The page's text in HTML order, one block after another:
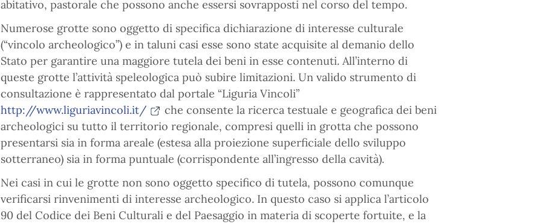
abitativo, pastorale che possono anche essersi sovrapposti nel corso del tempo.
Numerose grotte sono oggetto di specifica dichiarazione di interesse culturale
(“vincolo archeologico”) e in taluni casi esse sono state acquisite al demanio dello
Stato per garantire una maggiore tutela dei beni in esse contenuti. All’interno di
queste grotte l’attività speleologica può subire limitazioni. Un valido strumento di
consultazione è rappresentato dal portale “Liguria Vincoli”
http://www.liguriavincoli.it/
che consente la ricerca testuale e geografica dei beni
archeologici su tutto il territorio regionale, compresi quelli in grotta che possono
presentarsi sia in forma areale (estesa alla proiezione superficiale dello sviluppo
sotterraneo) sia in forma puntuale (corrispondente all’ingresso della cavità).
Nei casi in cui le grotte non sono oggetto specifico di tutela, possono comunque
verificarsi rinvenimenti di interesse archeologico. In questo caso si applica l’articolo
90 del Codice dei Beni Culturali e del Paesaggio in materia di scoperte fortuite, e la